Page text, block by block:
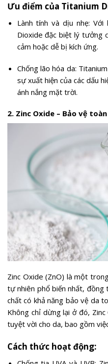
Ưu điểm của Titanium
Lành tính và dịu nhẹ:
Dioxide đặc biệt lý tưởng
cảm hoặc dễ bị kích ứng.
Chống lão hóa da:
sự xuất hiện của các dấu
ánh nắng mặt trời.
2. Zinc Oxide – Bảo vệ
Zinc Oxide (ZnO) là một
tự nhiên phổ biến nhất,
chất có khả năng bảo vệ da
Không chỉ dừng lại ở đó,
tuyệt vời cho da, bao gồm
Cách thức hoạt động: